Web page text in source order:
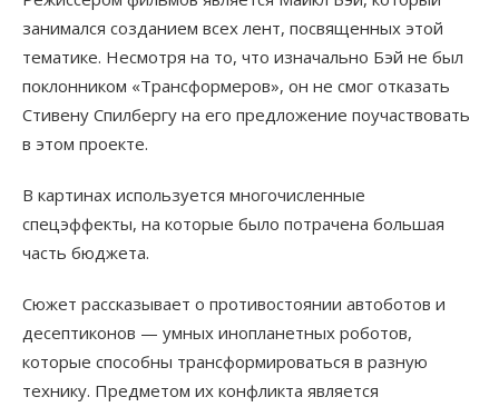
занимался созданием всех лент, посвященных этой
тематике. Несмотря на то, что изначально Бэй не был
поклонником «Трансформеров», он не смог отказать
Стивену Спилбергу на его предложение поучаствовать
в этом проекте.
В картинах используется многочисленные
спецэффекты, на которые было потрачена большая
часть бюджета.
Сюжет рассказывает о противостоянии автоботов и
десептиконов — умных инопланетных роботов,
которые способны трансформироваться в разную
технику. Предметом их конфликта является